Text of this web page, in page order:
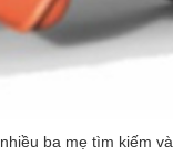
ba mẹ tìm kiếm